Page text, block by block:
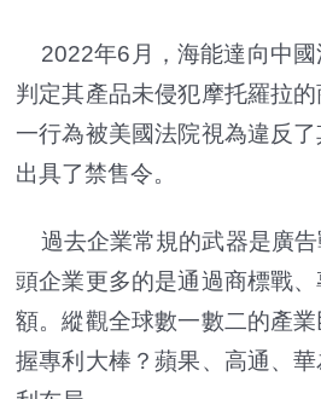
2022年6月，海能達向中國
判定其產品未侵犯摩托羅拉
一行為被美國法院視為違反
出具了禁售令。
過去企業常規的武器是廣告
頭企業更多的是通過商標戰
額。縱觀全球數一數二的產
握專利大棒？蘋果、高通、